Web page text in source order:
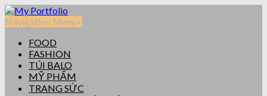
Navigation Menu+
FOOD
FASHION
TÚI BALO
MỸ PHẨM
TRANG SỨC